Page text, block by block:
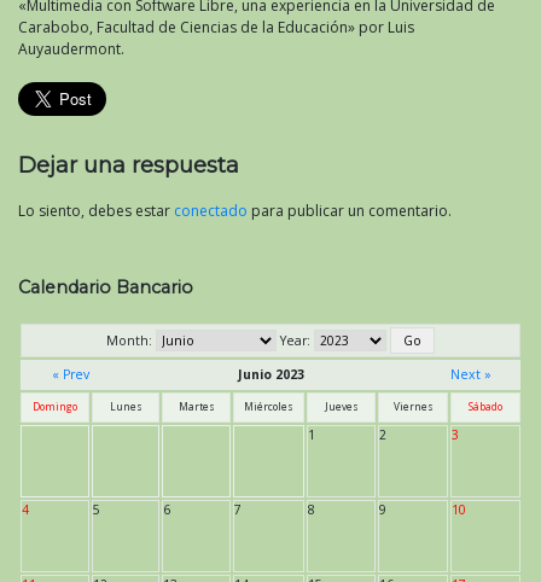
«Multimedia con Software Libre, una experiencia en la Universidad de
Carabobo, Facultad de Ciencias de la Educación» por Luis
Auyaudermont.
Dejar una respuesta
Lo siento, debes estar conectado para publicar un comentario.
Calendario Bancario
Month:
Year:
« Prev
Junio 2023 Next »
Domingo Lunes Martes Miércoles Jueves Viernes Sábado
1 2 3
4 5 6 7 8 9 10